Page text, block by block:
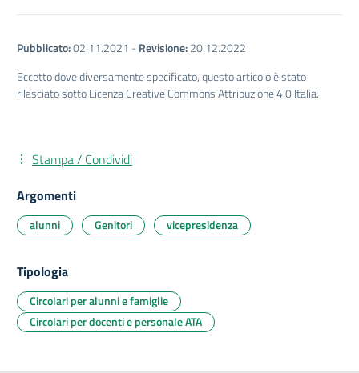
Pubblicato:02.11.2021 -Revisione:20.12.2022
Eccetto dove diversamente specificato, questo articolo è stato
rilasciato sotto Licenza Creative Commons Attribuzione 4.0 Italia.
Stampa / Condividi
Argomenti
alunni Genitori vicepresidenza
Tipologia
Circolari per alunni e famiglie
Circolari per docenti e personale ATA